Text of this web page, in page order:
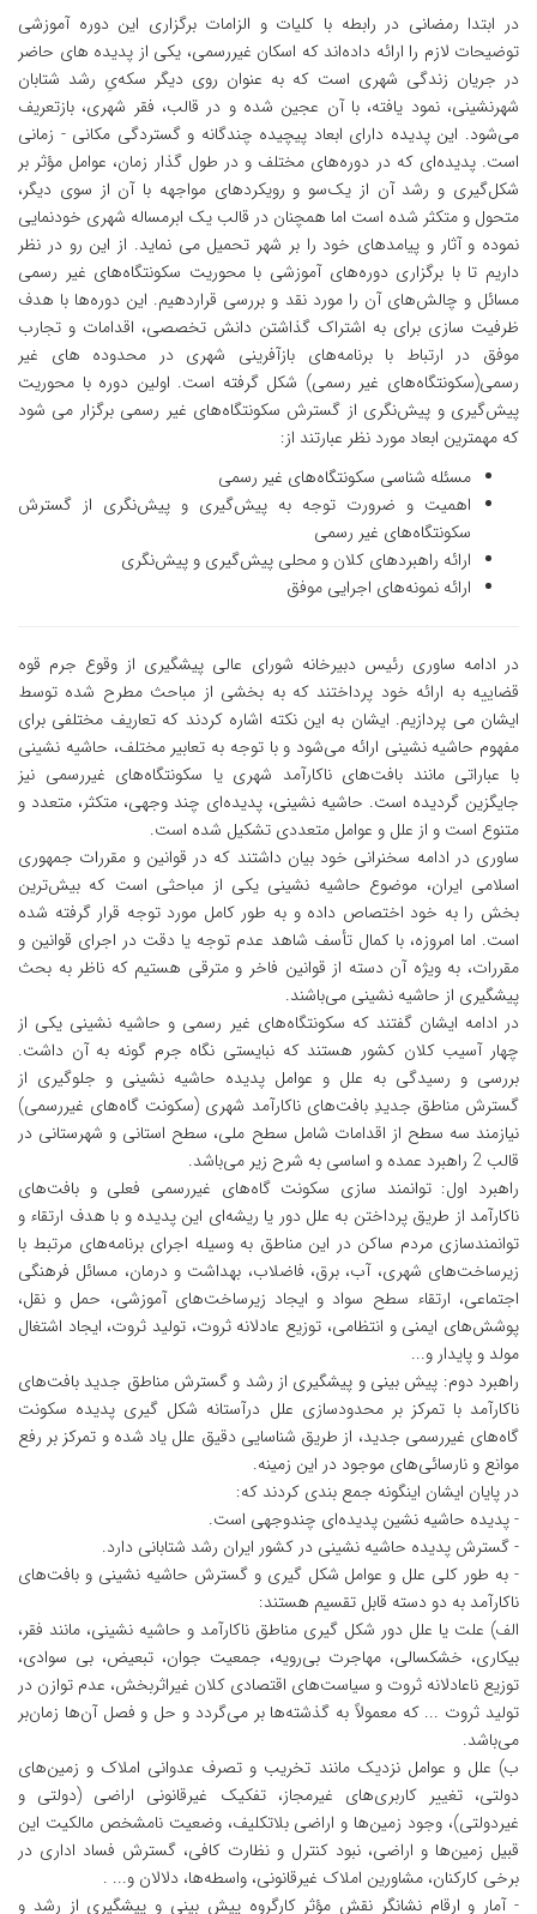
در ابتدا رمضانی در رابطه با کلیات و الزامات برگزاری این دوره آموزشی
توضیحات لازم را ارائه داده‌اند که اسکان غیررسمی، یکی از پدیده های حاضر
در جریان زندگی شهری است که به عنوان روی دیگر سکه‌یِ رشد شتابان
شهرنشینی، نمود یافته، با آن عجین شده و در قالب، فقر شهری، بازتعریف
می‌شود. این پدیده دارای ابعاد پیچیده چندگانه و گستردگی مکانی - زمانی
است. پدیده‌ای که در دوره‌های مختلف و در طول گذار زمان، عوامل مؤثر بر
شکل‌گیری و رشد آن از یک‌سو و رویکردهای مواجهه با آن از سوی دیگر،
متحول و متکثر شده است اما همچنان در قالب یک ابرمساله شهری خودنمایی
نموده و آثار و پیامدهای خود را بر شهر تحمیل می نماید. از این رو در نظر
داریم تا با برگزاری دوره‌های آموزشی با محوریت سکونتگاه‌های غیر رسمی
مسائل و چالش‌های آن را مورد نقد و بررسی قراردهیم. این دوره‌ها با هدف
ظرفیت سازی برای به اشتراک گذاشتن دانش تخصصی، اقدامات و تجارب
موفق در ارتباط با برنامه‌های بازآفرینی شهری در محدوده های غیر
رسمی(سکونتگاه‌های غیر رسمی) شکل گرفته است. اولین دوره با محوریت
پیش‌گیری و پیش‌نگری از گسترش سکونتگاه‌های غیر رسمی برگزار می شود
که مهمترین ابعاد مورد نظر عبارتند از:
مسئله شناسی سکونتگاه‌های غیر رسمی
اهمیت و ضرورت توجه به پیش‌گیری و پیش‌نگری از گسترش
سکونتگاه‌های غیر رسمی
ارائه راهبردهای کلان و محلی پیش‌گیری و پیش‌نگری
ارائه نمونه‌های اجرایی موفق
در ادامه ساوری رئیس دبیرخانه شورای عالی پیشگیری از وقوع جرم قوه
قضاییه به ارائه خود پرداختند که به بخشی از مباحث مطرح شده توسط
ایشان می پردازیم. ایشان به این نکته اشاره کردند که تعاریف مختلفی برای
مفهوم حاشیه نشینی ارائه می‌شود و با توجه به تعابیر مختلف، حاشیه نشینی
با عباراتی مانند بافت‌های ناکارآمد شهری یا سکونتگاه‌های غیررسمی نیز
جایگزین گردیده است. حاشیه نشینی، پدیده‌ای چند وجهی، متکثر، متعدد و
متنوع است و از علل و عوامل متعددی تشکیل شده است.
ساوری در ادامه سخنرانی خود بیان داشتند که در قوانین و مقررات جمهوری
اسلامی ایران، موضوع حاشیه نشینی یکی از مباحثی است که بیش‌ترین
بخش را به خود اختصاص داده و به طور کامل مورد توجه قرار گرفته شده
است. اما امروزه، با کمال تأسف شاهد عدم توجه یا دقت در اجرای قوانین و
مقررات، به ویژه آن دسته از قوانین فاخر و مترقی هستیم که ناظر به بحث
پیشگیری از حاشیه نشینی می‌باشند.
در ادامه ایشان گفتند که سکونتگاه‌های غیر رسمی و حاشیه نشینی یکی از
چهار آسیب کلان کشور هستند که نبایستی نگاه جرم گونه به آن داشت.
بررسی و رسیدگی به علل و عوامل پدیده حاشیه نشینی و جلوگیری از
گسترش مناطق جدیدِ بافت‌های ناکارآمد شهری (سکونت گاه‌های غیررسمی)
نیازمند سه سطح از اقدامات شامل سطح ملی، سطح استانی و شهرستانی در
قالب 2 راهبرد عمده و اساسی به شرح زیر می‌باشد.
راهبرد اول: توانمند سازی سکونت گاه‌های غیررسمی فعلی و بافت‌های
ناکارآمد از طریق پرداختن به علل دور یا ریشه‌ای این پدیده و با هدف ارتقاء و
توانمندسازی مردم ساکن در این مناطق به وسیله اجرای برنامه‌های مرتبط با
زیرساخت‌های شهری، آب، برق، فاضلاب، بهداشت و درمان، مسائل فرهنگی
اجتماعی، ارتقاء سطح سواد و ایجاد زیرساخت‌های آموزشی، حمل و نقل،
پوشش‌های ایمنی و انتظامی، توزیع عادلانه ثروت، تولید ثروت، ایجاد اشتغال
مولد و پایدار و...
راهبرد دوم: پیش بینی و پیشگیری از رشد و گسترش مناطق جدید بافت‌های
ناکارآمد با تمرکز بر محدودسازی علل درآستانه شکل گیری پدیده سکونت
گاه‌های غیررسمی جدید، از طریق شناسایی دقیق علل یاد شده و تمرکز بر رفع
موانع و نارسائی‌های موجود در این زمینه.
در پایان ایشان اینگونه جمع بندی کردند که:
- پدیده حاشیه نشین پدیده‌ای چندوجهی است.
- گسترش پدیده حاشیه نشینی در کشور ایران رشد شتابانی دارد.
- به طور کلی علل و عوامل شکل گیری و گسترش حاشیه نشینی و بافت‌های
ناکارآمد به دو دسته قابل تقسیم هستند:
الف) علت یا علل دور شکل گیری مناطق ناکارآمد و حاشیه نشینی، مانند فقر،
بیکاری، خشکسالی، مهاجرت بی‌رویه، جمعیت جوان، تبعیض، بی سوادی،
توزیع ناعادلانه ثروت و سیاست‌های اقتصادی کلان غیراثربخش، عدم توازن در
تولید ثروت ... که معمولاً به گذشته‌ها بر می‌گردد و حل و فصل آن‌ها زمان‌بر
می‌باشد.
ب) علل و عوامل نزدیک مانند تخریب و تصرف عدوانی املاک و زمین‌های
دولتی، تغییر کاربری‌های غیرمجاز، تفکیک غیرقانونی اراضی (دولتی و
غیردولتی)، وجود زمین‌ها و اراضی بلاتکلیف، وضعیت نامشخص مالکیت این
قبیل زمین‌ها و اراضی، نبود کنترل و نظارت کافی، گسترش فساد اداری در
برخی کارکنان، مشاورین املاک غیرقانونی، واسطه‌ها، دلالان و... .
- آمار و ارقام نشانگر نقش مؤثر کارگروه پیش بینی و پیشگیری از رشد و